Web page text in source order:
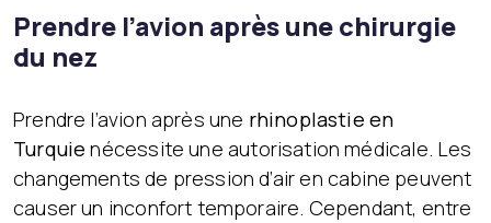
Prendre l’avion après une chirurgie
du nez
Prendre l’avion après une rhinoplastie en
Turquie nécessite une autorisation médicale. Les
changements de pression d’air en cabine peuvent
causer un inconfort temporaire. Cependant, entre